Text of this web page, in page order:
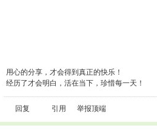
用心的分享，才会得到真正的快乐！
经历了才会明白，活在当下，珍惜每一天！
回复 引用 举报顶端